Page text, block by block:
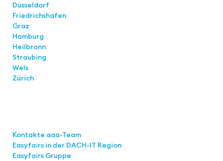
Düsseldorf
Friedrichshafen
Graz
Hamburg
Heilbronn
Straubing
Wels
Zürich
Kontakte aaa-Team
Easyfairs in der DACH-IT Region
Easyfairs Gruppe